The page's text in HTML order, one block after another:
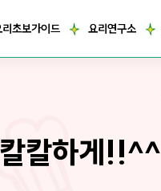
리초보가이드 요리연구소
칼하게!!^^